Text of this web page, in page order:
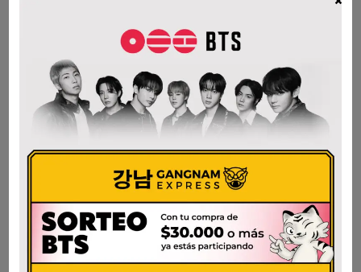
C CORN CHIP C
2.800
POONGSIMDANG
CHIPS/GALLETAS DE